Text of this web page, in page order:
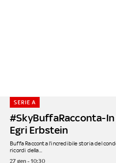
#SkyBuffaRacconta-
Egri Erbstein
SERIE A
Buffa Racconta l'incredibile storia del
ricordi della...
27 gen - 10:30